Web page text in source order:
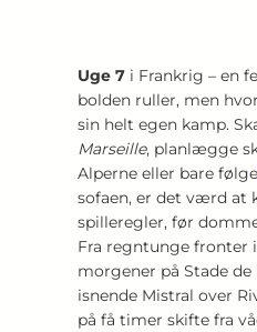
Uge 7 i Frankrig – en
bolden ruller, men
sin helt egen kamp.
Marseille, planlægge
Alperne eller bare følge
sofaen, er det værd at
spilleregler, før
Fra regntunge fronter
morgener på Stade de
isnende Mistral over
på få timer skifte fra